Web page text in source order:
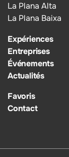
La Plana Alta
La Plana Baixa
Expériences
Entreprises
Événements
Actualités
Favoris
Contact